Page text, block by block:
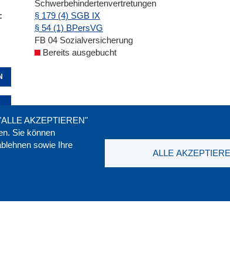
Schwerbehindertenvertretungen
§ 179 (4) SGB IX
§ 54 (1) BPersVG
FB 04 Sozialversicherung
Bereits ausgebucht
AKZEPTIEREN"
Sie können
sowie Ihre
ALLE drucken: